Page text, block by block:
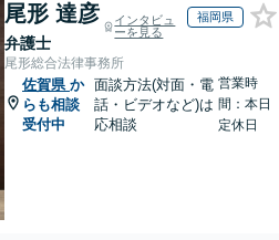
尾形 達彦
弁護士
インタビュ
ーを見る
福岡県
尾形総合法律事務所
佐賀県 か
らも相談
受付中
面談方法(対面・電
話・ビデオなど)は
応相談
営業時
間：本日
定休日